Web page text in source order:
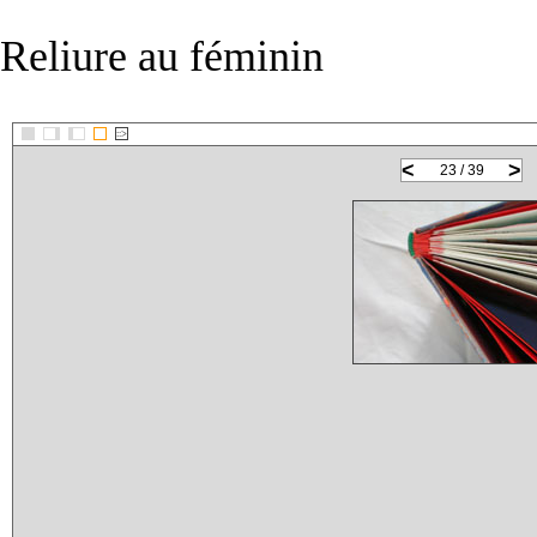
Reliure au féminin
::>
< >
23 / 39